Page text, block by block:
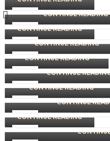
05
30
CONTINUE READING
30
世匯籃球賽2026
CONTINUE READING
29
世匯×尚晉×樂行業務交
CONTINUE READING
16
世匯第五屆就職典禮
CONTINUE READING
16
國際商龍交流會第七屆
CONTINUE
06
世界大同老友記慶中秋
CONTINUE READING
12
以愛分享音樂 ❤🫶幫助
CONTINUE
15
世匯內會
CONTINUE READING
「明亮未來」 大型社區
視控制眼